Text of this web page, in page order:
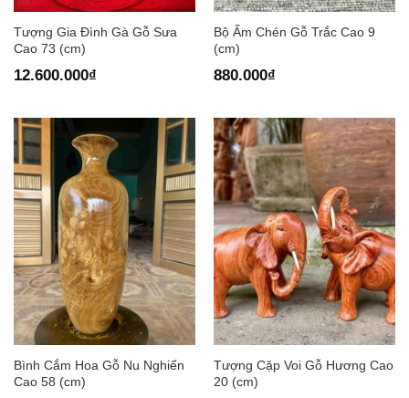
Tượng Gia Đình Gà Gỗ Sưa
Cao 73 (cm)
12.600.000₫
Bộ Ấm Chén Gỗ Trắc Cao 9
(cm)
880.000₫
Bình Cắm Hoa Gỗ Nu Nghiến
Cao 58 (cm)
Tượng Cặp Voi Gỗ Hương Cao
20 (cm)